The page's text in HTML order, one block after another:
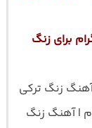
برای زنگ
زنگ ترکی
| آهنگ زنگ